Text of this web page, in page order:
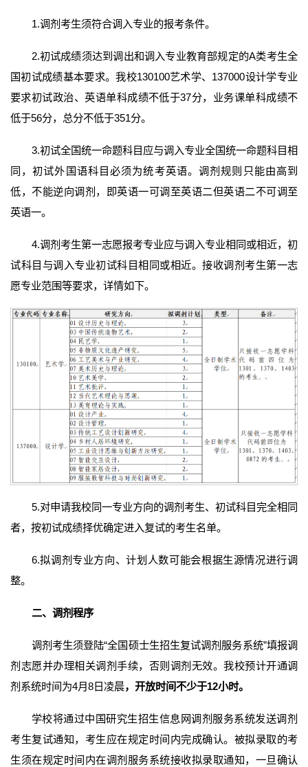
1.调剂考生须符合调入专业的报考条件。
2.初试成绩须达到调出和调入专业教育部规定的A类考生全
国初试成绩基本要求。我校130100艺术学、137000设计学专业
要求初试政治、英语单科成绩不低于37分，业务课单科成绩不
低于56分，总分不低于351分。
3.初试全国统一命题科目应与调入专业全国统一命题科目相
同，初试外国语科目必须为统考英语。调剂规则只能由高到
低，不能逆向调剂，即英语一可调至英语二但英语二不可调至
英语一。
4.调剂考生第一志愿报考专业应与调入专业相同或相近，初
试科目与调入专业初试科目相同或相近。接收调剂考生第一志
愿专业范围等要求，详情如下。
5.对申请我校同一专业方向的调剂考生、初试科目完全相同
者，按初试成绩择优确定进入复试的考生名单。
6.拟调剂专业方向、计划人数可能会根据生源情况进行调
整。
二、调剂程序
调剂考生须登陆“全国硕士生招生复试调剂服务系统”填报调
剂志愿并办理相关调剂手续，否则调剂无效。我校预计开通调
剂系统时间为4月8日凌晨， 开放时间不少于12小时。
学校将通过中国研究生招生信息网调剂服务系统发送调剂
考生复试通知，考生应在规定时间内完成确认。被拟录取的考
生须在规定时间内在调剂服务系统接收拟录取通知，一旦确认